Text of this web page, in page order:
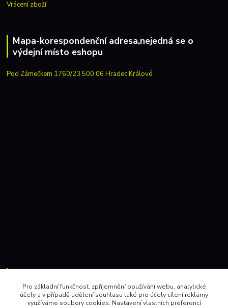
Vrácení zboží
Mapa-korespondenční adresa,nejedná se o
výdejní místo eshopu
Pod Zámečkem 1760/23 500 06 Hradec Králové
604 157410 , 602 345528
Pro základní funkčnost, zpříjemnění používání webu, analytické
účely a v případě udělení souhlasu také pro účely cílení reklamy
využíváme soubory cookies. Nastavení vlastních preferencí